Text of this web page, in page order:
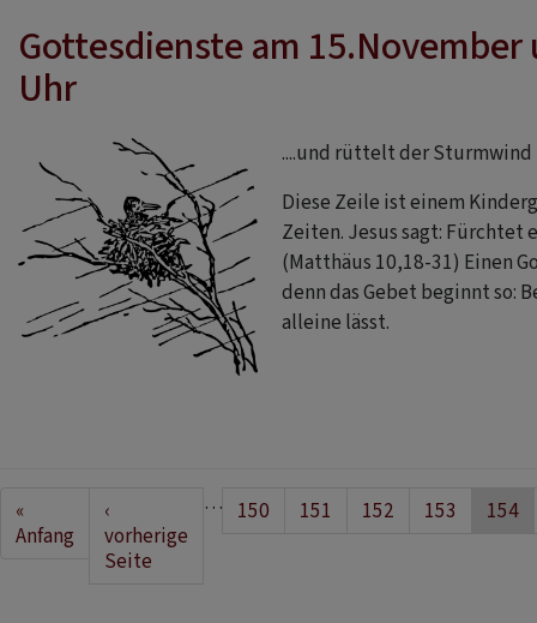
Gottesdienste am 15.November
Uhr
....und rüttelt der Sturmwind
Diese Zeile ist einem
Zeiten. Jesus sagt: Fürchtet
(Matthäus 10,18-31) Einen
denn das Gebet beginnt so:
alleine lässt.
Seitennummerierung
First
page
«
Anfang
Vorherige
Seite
‹
vorherige
Seite
… Seite
150 Seite
151 Seite
152 Seite
153 154